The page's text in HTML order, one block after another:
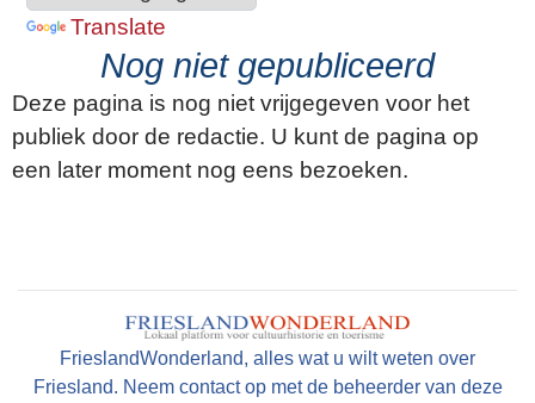
Translate
Nog niet gepubliceerd
Deze pagina is nog niet vrijgegeven voor het
publiek door de redactie. U kunt de pagina op
een later moment nog eens bezoeken.
FrieslandWonderland, alles wat u wilt weten over
Friesland. Neem contact op met de beheerder van deze